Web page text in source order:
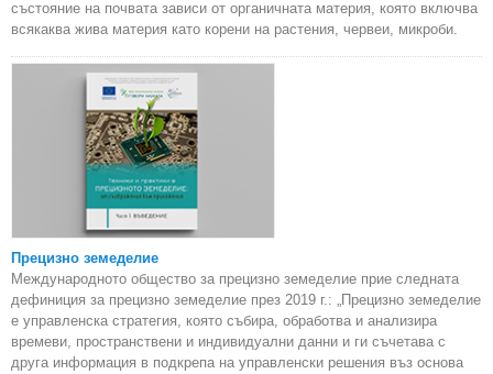
състояние на почвата зависи от органичната материя, която включва
всякаква жива материя като корени на растения, червеи, микроби.
Прецизно земеделие
Международното общество за прецизно земеделие прие следната
дефиниция за прецизно земеделие през 2019 г.: „Прецизно земеделие
е управленска стратегия, която събира, обработва и анализира
времеви, пространствени и индивидуални данни и ги съчетава с
друга информация в подкрепа на управленски решения въз основа